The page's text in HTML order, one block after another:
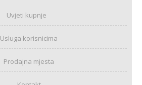
Uvjeti kupnje
Usluga korisnicima
Prodajna mjesta